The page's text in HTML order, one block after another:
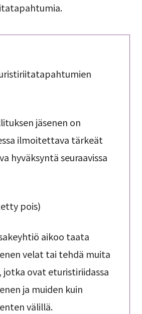
jäsenen on
ilmoitettava tärkeät
hyväksyntä seuraavissa
pois)
aikoo taata
velat tai tehdä muita
ovat eturistiriidassa
ja muiden kuin
välillä.